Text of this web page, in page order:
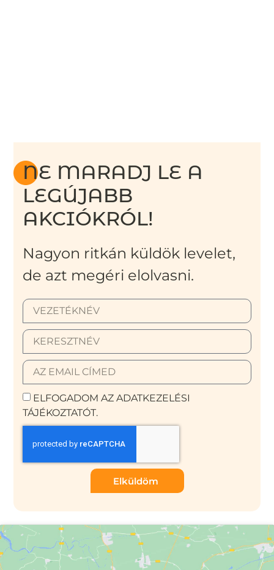
NE MARADJ LE A
LEGÚJABB
AKCIÓKRÓL!
Nagyon ritkán küldök levelet,
de azt megéri elolvasni.
ELFOGADOM AZ ADATKEZELÉSI
TÁJÉKOZTATÓT.
Elküldöm